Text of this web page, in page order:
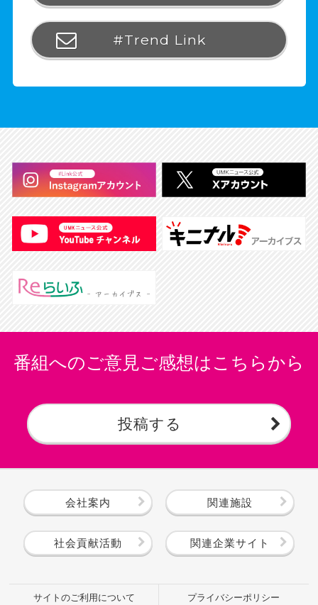
#Trend Link
番組へのご意見ご感想はこちらから
投稿する
会社案内 関連施設
社会貢献活動 関連企業サイト
サイトのご利用について プライバシーポリシー